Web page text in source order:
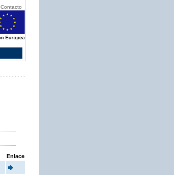
Contacto
Enlace